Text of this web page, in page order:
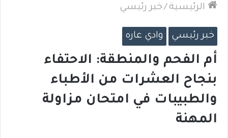
الرئيسية /خبر رئيسي
خبر رئيسي وادي عاره
أم الفحم والمنطقة: الاحتفاء
بنجاح العشرات من الأطباء
والطبيبات في امتحان مزاولة
المهنة